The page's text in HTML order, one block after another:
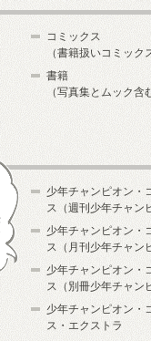
コミックス
（書籍扱いコミック
書籍
（写真集とムック含
少年チャンピオン・
ス（週刊少年チャン
少年チャンピオン・
ス（月刊少年チャン
少年チャンピオン・
ス（別冊少年チャン
少年チャンピオン・
ス・エクストラ